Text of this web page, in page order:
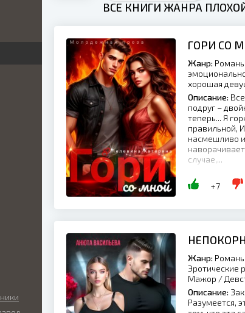
ВСЕ КНИГИ ЖАНРА
ГОРИ СО
Жанр:
хорошая
Описание:
подруг –
теперь... Я
правильной,
насмешливо
случае,...
+7
Жанр:
Эротические
Мажор /
Описание:
Разумеется,